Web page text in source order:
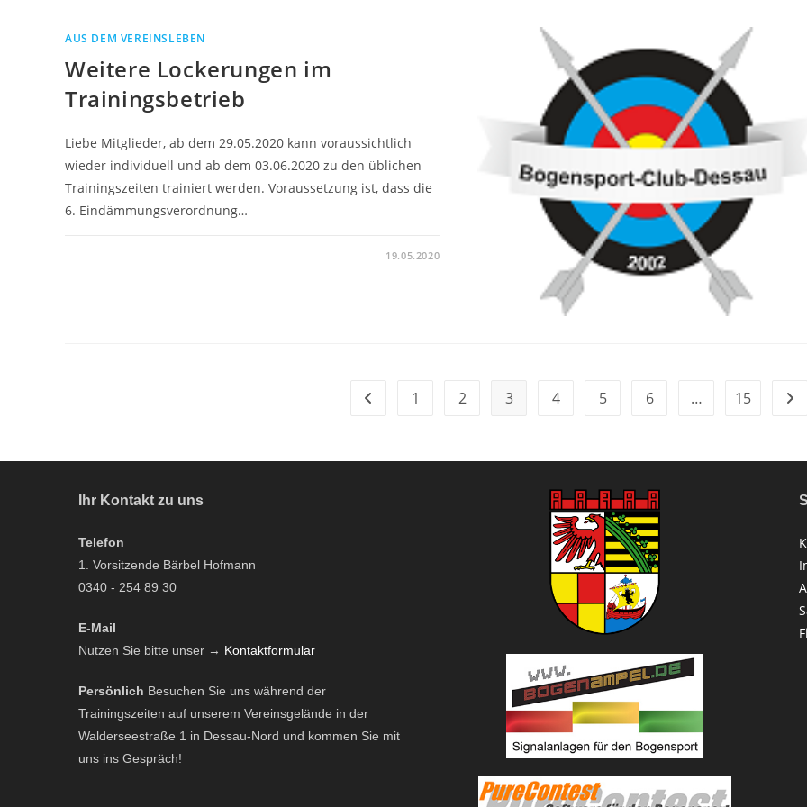
AUS DEM VEREINSLEBEN
Weitere Lockerungen im
Trainingsbetrieb
Liebe Mitglieder, ab dem 29.05.2020 kann voraussichtlich
wieder individuell und ab dem 03.06.2020 zu den üblichen
Trainingszeiten trainiert werden. Voraussetzung ist, dass die
6. Eindämmungsverordnung…
19.05.2020
Zur vorherigen Seite
1 2 3 4 5 6 … 15
Ihr Kontakt zu uns
Telefon
1. Vorsitzende Bärbel Hofmann
0340 - 254 89 30
E-Mail
Nutzen Sie bitte unser → Kontaktformular
Persönlich Besuchen Sie uns während der
Trainingszeiten auf unserem Vereinsgelände in der
Walderseestraße 1 in Dessau-Nord und kommen Sie mit
uns ins Gespräch!